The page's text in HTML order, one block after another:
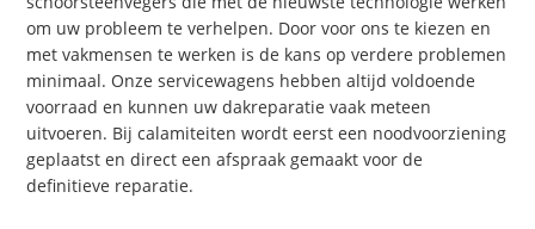
om uw probleem te verhelpen. Door voor ons te kiezen en
met vakmensen te werken is de kans op verdere problemen
minimaal. Onze servicewagens hebben altijd voldoende
voorraad en kunnen uw dakreparatie vaak meteen
uitvoeren. Bij calamiteiten wordt eerst een noodvoorziening
geplaatst en direct een afspraak gemaakt voor de
definitieve reparatie.